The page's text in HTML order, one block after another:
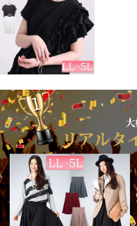
春のオシャレが楽しみで
えな
購入者
宮城県 40代
投稿日
2019/06/23
ウエストがゴムではきや
で歩くたびにとっても気
す。
メイ
1
購入者
40代
投稿日